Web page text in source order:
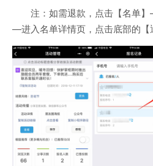
注：如需退款，点击【名单
—进入名单详情页，点击底部的【